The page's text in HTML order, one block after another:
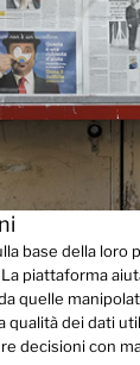
base della loro
piattaforma
quelle
qualità dei dati
decisioni con